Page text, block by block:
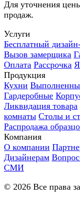
Для уточнения
продаж.
Услуги
Бесплатный
Вызов замерщика
Оплата Рассрочка
Продукция
Кухни
Гардеробные
Ликвидация товара
комнаты Столы и
Распродажа
Компания
О компании
Дизайнерам
СМИ
© 2026 Все права